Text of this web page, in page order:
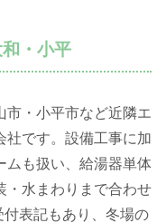
・小平
市・小平市など近隣エ
社です。設備工事に加
ムも扱い、給湯器単体
・水まわりまで合わせ
表記もあり、冬場の